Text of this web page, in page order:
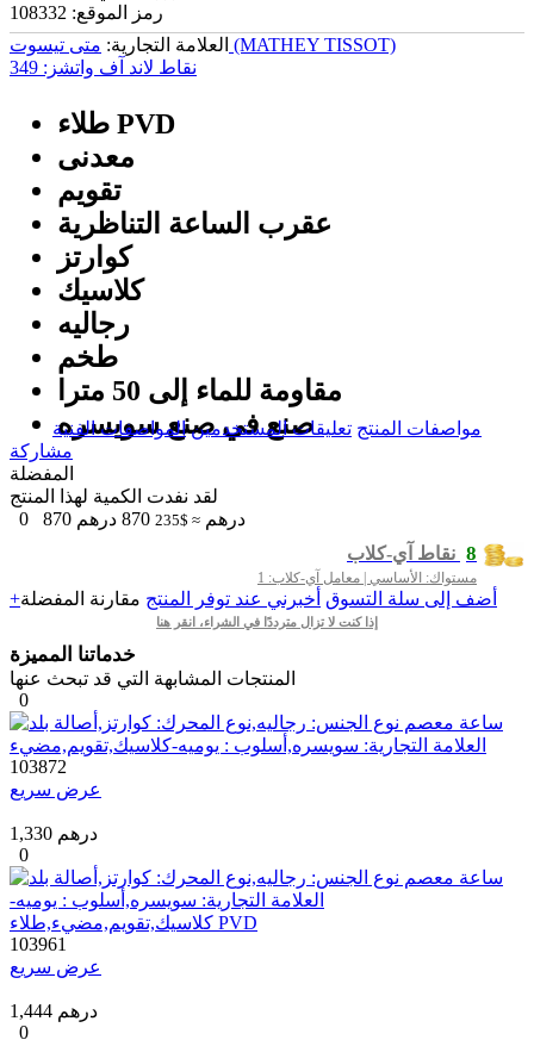
رمز الموقع: 108332
العلامة التجارية: متی تیسوت (MATHEY TISSOT)
نقاط لاند آف واتشز: 349
طلاء PVD
معدنی
تقويم
عقرب الساعة التناظرية
كوارتز
كلاسيك
رجالیه
طخم
مقاومة للماء إلى 50 مترا
صنع في صنع سویسره
مواصفات المنتج تعليقات المستخدمين المواصفات الفنية
مشاركة
المفضلة
لقد نفدت الكمية لهذا المنتج
0
870 درهم ≈ $235
870 درهم
8 نقاط آي-كلاب
مستواك: الأساسي | معامل آي-كلاب: 1
+أضف إلى سلة التسوق أخبرني عند توفر المنتج مقارنة المفضلة
إذا كنت لا تزال مترددًا في الشراء، انقر هنا
خدماتنا المميزة
المنتجات المشابهة التي قد تبحث عنها
0
103872
عرض سريع
1,330 درهم
0
103961
عرض سريع
1,444 درهم
0